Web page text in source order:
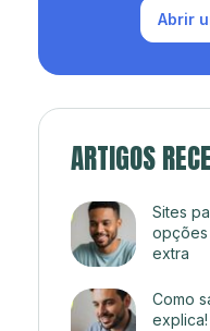
Abrir
ARTIGOS
Sites
opções
extra
Como
explica!